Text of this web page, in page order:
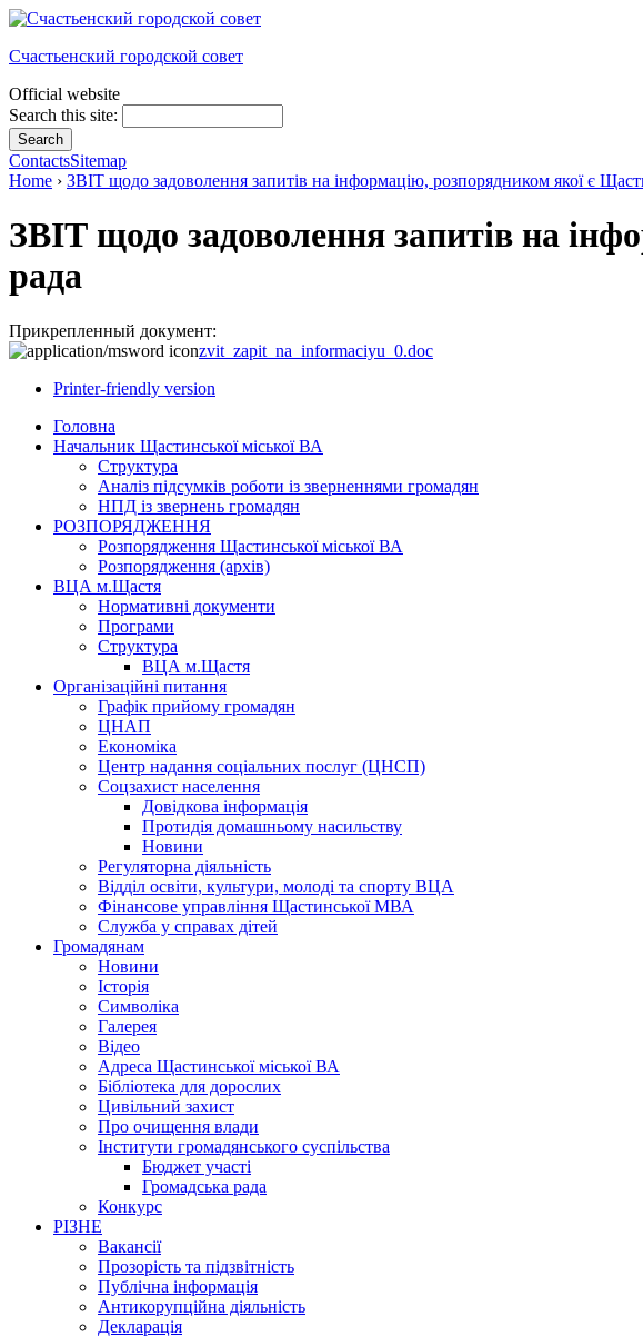
Счастьенский городской совет
Official website
Search this site:
ContactsSitemap
Home › ЗВІТ щодо задоволення запитів на інформацію, розпорядником якої є
ЗВІТ щодо задоволення запитів на
рада
Прикрепленный документ:
zvit_zapit_na_informaciyu_0.doc
Printer-friendly version
Головна
Начальник Щастинської міської ВА
Структура
Аналіз підсумків роботи із зверненнями громадян
НПД із звернень громадян
РОЗПОРЯДЖЕННЯ
Розпорядження Щастинської міської ВА
Розпорядження (архів)
ВЦА м.Щастя
Нормативні документи
Програми
Структура
ВЦА м.Щастя
Організаційні питання
Графік прийому громадян
ЦНАП
Економіка
Центр надання соціальних послуг (ЦНСП)
Соцзахист населення
Довідкова інформація
Протидія домашньому насильству
Новини
Регуляторна діяльність
Відділ освіти, культури, молоді та спорту ВЦА
Фінансове управління Щастинської МВА
Служба у справах дітей
Громадянам
Новини
Історія
Символіка
Галерея
Відео
Адреса Щастинської міської ВА
Бібліотека для дорослих
Цивільний захист
Про очищення влади
Інститути громадянського суспільства
Бюджет участі
Громадська рада
Конкурс
РІЗНЕ
Вакансії
Прозорість та підзвітність
Публічна інформація
Антикорупційна діяльність
Декларація